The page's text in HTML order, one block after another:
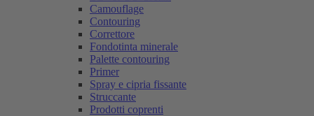
Camouflage
Contouring
Correttore
Fondotinta minerale
Palette contouring
Primer
Spray e cipria fissante
Struccante
Prodotti coprenti